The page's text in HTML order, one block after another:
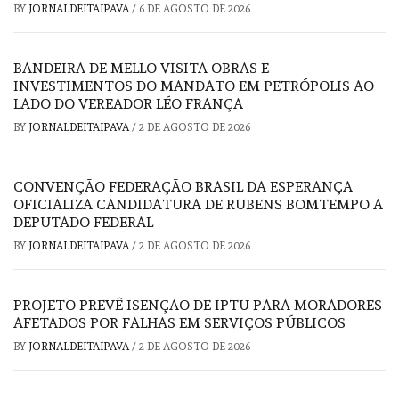
BY JORNALDEITAIPAVA/ 6 DE AGOSTO DE 2026
BANDEIRA DE MELLO VISITA OBRAS E
INVESTIMENTOS DO MANDATO EM PETRÓPOLIS AO
LADO DO VEREADOR LÉO FRANÇA
BY JORNALDEITAIPAVA/ 2 DE AGOSTO DE 2026
CONVENÇÃO FEDERAÇÃO BRASIL DA ESPERANÇA
OFICIALIZA CANDIDATURA DE RUBENS BOMTEMPO A
DEPUTADO FEDERAL
BY JORNALDEITAIPAVA/ 2 DE AGOSTO DE 2026
PROJETO PREVÊ ISENÇÃO DE IPTU PARA MORADORES
AFETADOS POR FALHAS EM SERVIÇOS PÚBLICOS
BY JORNALDEITAIPAVA/ 2 DE AGOSTO DE 2026